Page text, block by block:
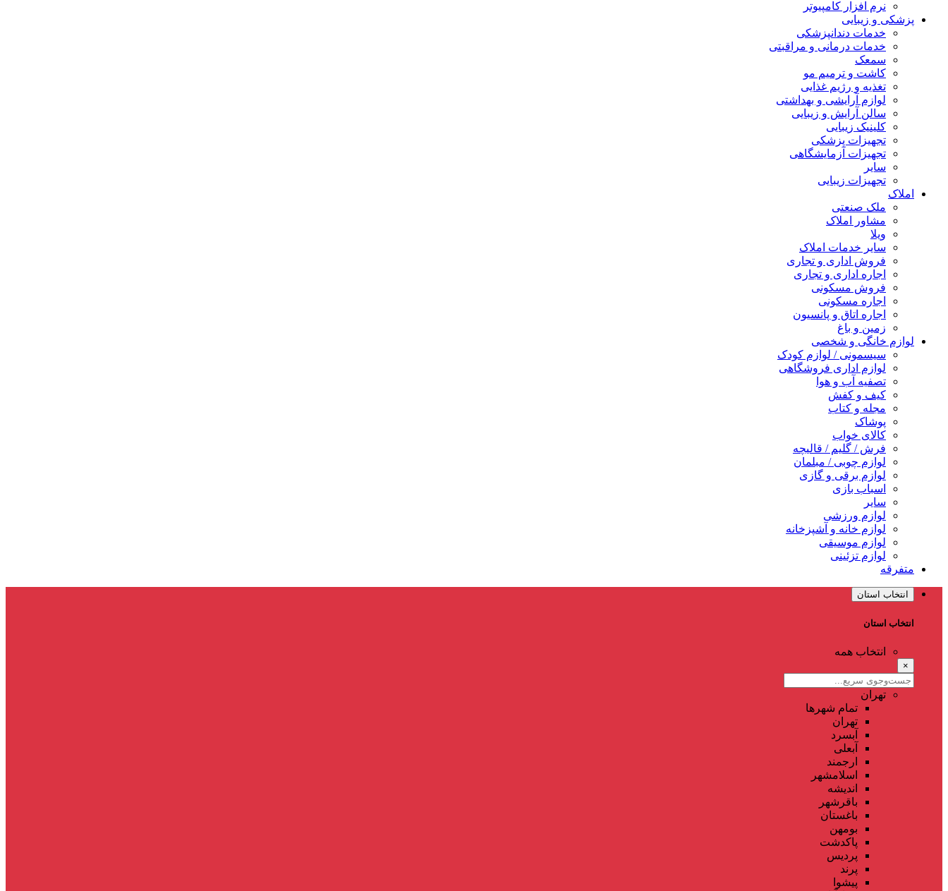
نرم افزار کامپیوتر
پزشکی و زیبایی
خدمات دندانپزشکی
خدمات درمانی و مراقبتی
سمعک
کاشت و ترمیم مو
تغذیه و رژیم غذایی
لوازم آرایشی و بهداشتی
سالن آرایش و زیبایی
کلینیک زیبایی
تجهیزات پزشکی
تجهیزات آزمایشگاهی
سایر
تجهیزات زیبایی
املاک
ملک صنعتی
مشاور املاک
ویلا
سایر خدمات املاک
فروش اداری و تجاری
اجاره اداری و تجاری
فروش مسکونی
اجاره مسکونی
اجاره اتاق و پانسیون
زمین و باغ
لوازم خانگی و شخصی
سیسمونی / لوازم کودک
لوازم اداری فروشگاهی
تصفیه آب و هوا
کیف و کفش
مجله و کتاب
پوشاک
کالای خواب
فرش / گلیم / قالیچه
لوازم چوبی / مبلمان
لوازم برقی و گازی
اسباب بازی
سایر
لوازم ورزشی
لوازم خانه و آشپزخانه
لوازم موسیقی
لوازم تزئینی
متفرقه
انتخاب استان
انتخاب استان
انتخاب همه
×
تهران
تمام شهر‌ها
تهران
آبسرد
آبعلی
ارجمند
اسلامشهر
اندیشه
باقرشهر
باغستان
بومهن
پاکدشت
پردیس
پرند
پیشوا